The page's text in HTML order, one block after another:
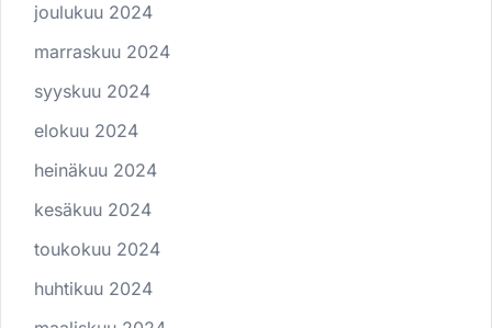
joulukuu 2024
marraskuu 2024
syyskuu 2024
elokuu 2024
heinäkuu 2024
kesäkuu 2024
toukokuu 2024
huhtikuu 2024